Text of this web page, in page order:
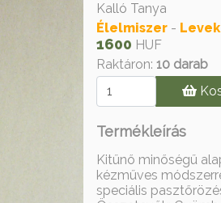
Kalló Tanya
Élelmiszer-
1600 HUF
Raktáron: 10 darab
Termékleírás
Kitűnő minőségű
kézműves
speciális